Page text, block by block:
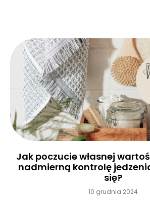
Jak poczucie własnej
nadmierną kontrolę
się?
10 grudnia 2024